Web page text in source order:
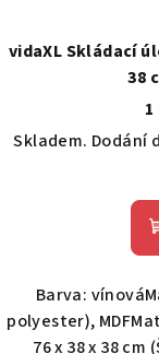
vidaXL Skládací
38
1
Skladem. Dodání
Barva:
polyester),
76 x 38 x 38 cm